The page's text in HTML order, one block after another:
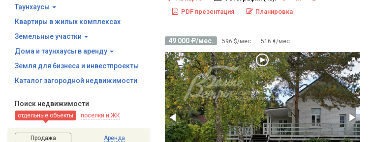
Таунхаусы
Квартиры в жилых комплексах
Земельные участки
Дома и таунхаусы в аренду
Земля для бизнеса и инвестпроекты
Каталог загородной недвижимости
Поиск недвижимости
отдельные объекты поселки и ЖК
Продажа Аренда
PDF презентация Планировка
49 000 /мес. 596 $/мес. 516 €/мес.